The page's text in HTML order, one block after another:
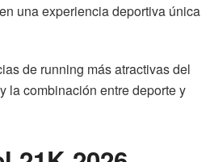
una experiencia deportiva única
de running más atractivas del
la combinación entre deporte y